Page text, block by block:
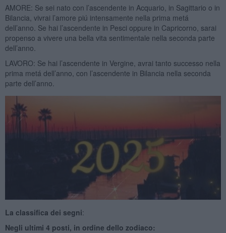
AMORE: Se sei nato con l’ascendente in Acquario, in Sagittario o in
Bilancia, vivrai l’amore piú intensamente nella prima metá
dell’anno. Se hai l’ascendente in Pesci oppure in Capricorno, sarai
propenso a vivere una bella vita sentimentale nella seconda parte
dell’anno.
LAVORO: Se hai l’ascendente in Vergine, avrai tanto successo nella
prima metá dell’anno, con l’ascendente in Bilancia nella seconda
parte dell’anno.
La classifica dei segni:
Negli ultimi 4 posti, in ordine dello zodiaco: